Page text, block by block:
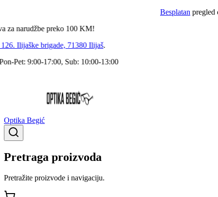
Besplatan pregled
narudžbe preko 100 KM!
Ilijaške brigade, 71380 Ilijaš.
9:00-17:00, Sub: 10:00-13:00
Optika Begić
Pretraga proizvoda
Pretražite proizvode i navigaciju.